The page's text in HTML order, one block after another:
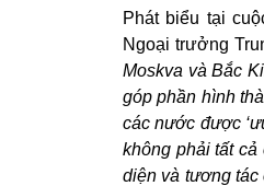
Phát biểu tại
Ngoại trưởng
Moskva và Bắc
góp phần hình
các nước được
không phải tất
diện và tương